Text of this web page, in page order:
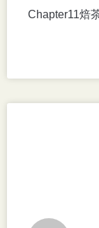
Chapter11焙